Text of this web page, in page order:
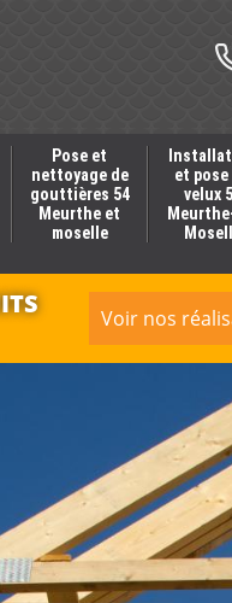
Pose et
nettoyage de
gouttières 54
Meurthe et
moselle
et pose
velux
Voir nos